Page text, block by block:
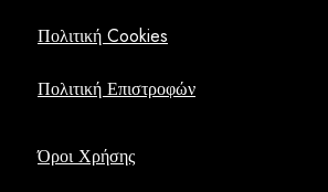
Πολιτική Cookies
Πολιτική Επιστροφών
Όροι Χρήσης